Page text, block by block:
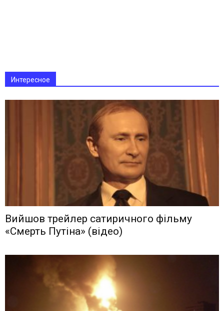
Интересное
Вийшов трейлер сатиричного фільму
«Смерть Путіна» (відео)